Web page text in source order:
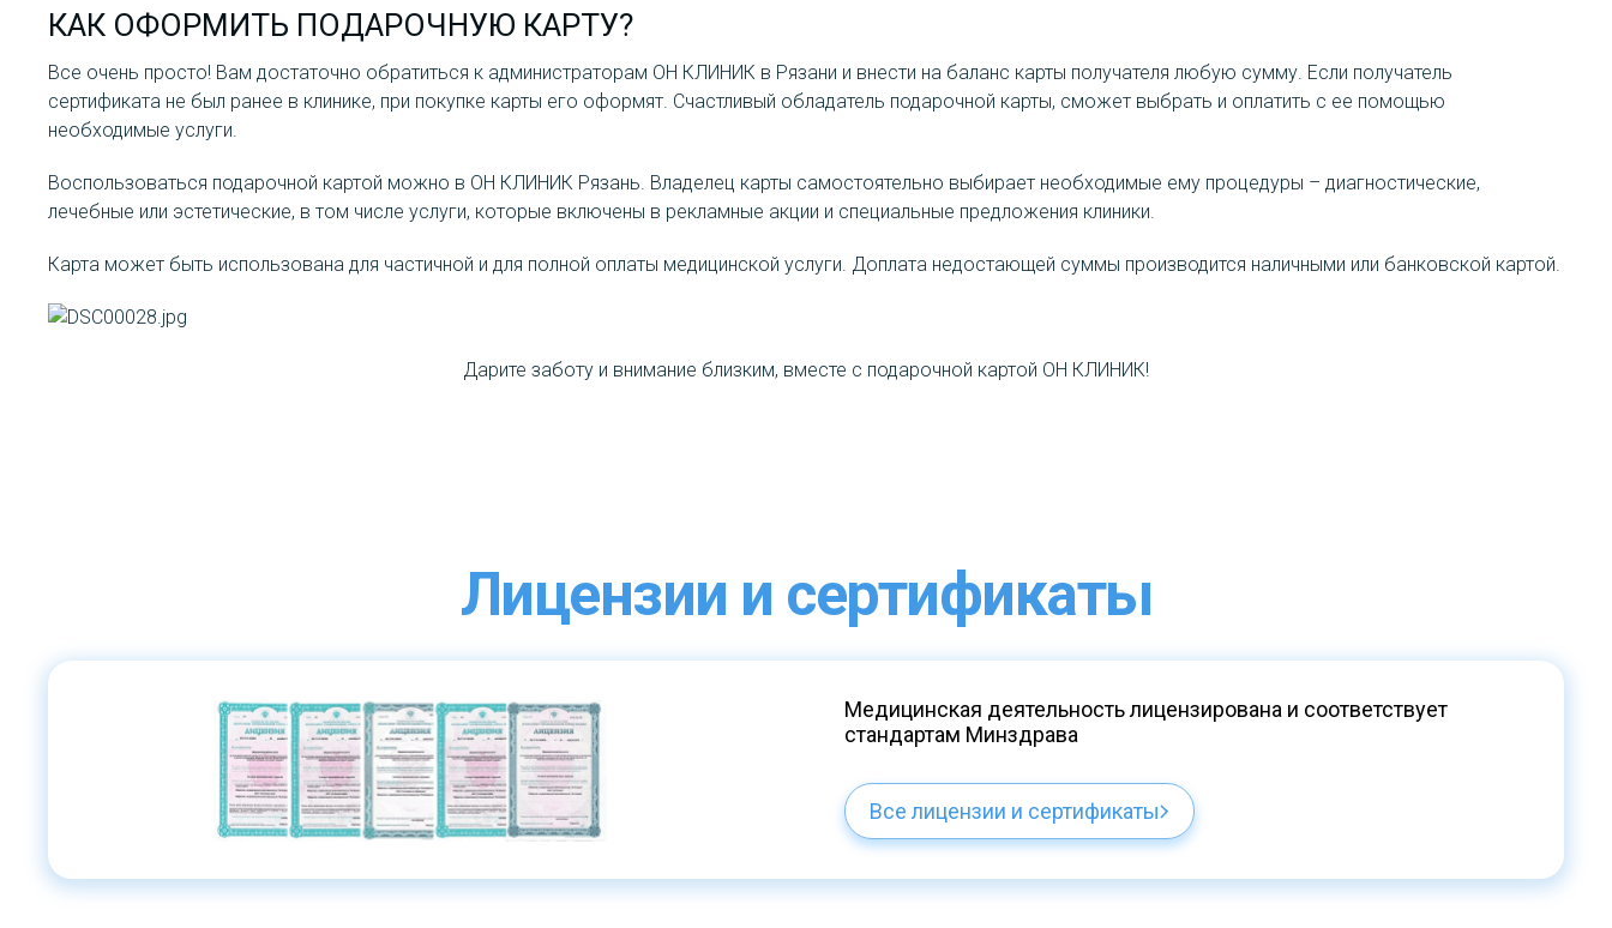
КАК ОФОРМИТЬ ПОДАРОЧНУЮ КАРТУ?
Все очень просто! Вам достаточно обратиться к администраторам ОН КЛИНИК в Рязани и внести на баланс карты получателя любую сумму. Если получатель
сертификата не был ранее в клинике, при покупке карты его оформят. Счастливый обладатель подарочной карты, сможет выбрать и оплатить с ее помощью
необходимые услуги.
Воспользоваться подарочной картой можно в ОН КЛИНИК Рязань. Владелец карты самостоятельно выбирает необходимые ему процедуры – диагностические,
лечебные или эстетические, в том числе услуги, которые включены в рекламные акции и специальные предложения клиники.
Карта может быть использована для частичной и для полной оплаты медицинской услуги. Доплата недостающей суммы производится наличными или банковской картой.
Дарите заботу и внимание близким, вместе с подарочной картой ОН КЛИНИК!
Лицензии и сертификаты
Медицинская деятельность лицензирована и соответствует
стандартам Минздрава
Все лицензии и сертификаты